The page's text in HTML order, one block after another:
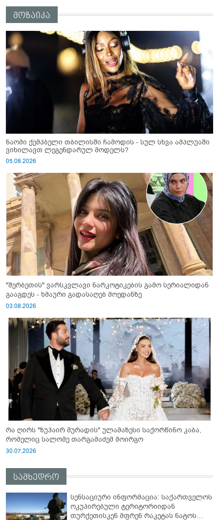
მოზაიკა
ნაომი ქემპბელი თბილისში ჩამოდის - სულ სხვა ამპლუაში
ვიხილავთ ლეგენდარულ მოდელს?
05.08.2026
"შერბეთის" ვარსკვლავი ნარკოტიკების გამო სერიალიდან
გააგდეს - ხმაური გადასაღებ მოედანზე
03.08.2026
რა ღირს "ზუჰაირ მურადის" ულამაზესი საქორწინო კაბა,
რომელიც სალომე თარგამაძემ მოირგო
30.07.2026
სამხედრო
სენსაციური ინფორმაცია: საქართველოს
ოკუპირებული ტერიტორიიდან
თურქეთისკენ მფრენ რაკეტას ნატოს